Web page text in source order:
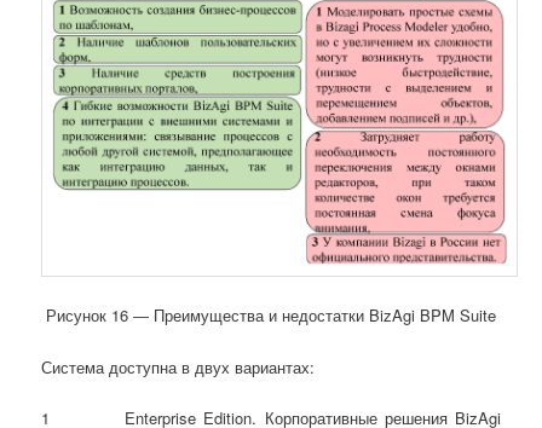
Рисунок 16 ― Преимущества и недостатки BizAgi BPM Suite
Система доступна в двух вариантах:
1 Enterprise Edition. Корпоративные решения BizAgi